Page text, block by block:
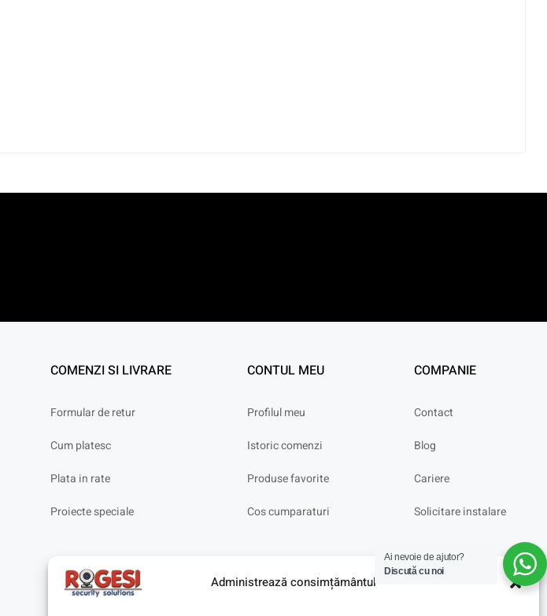
Administrează consimțământul
COMENZI SI LIVRARE
Formular de retur
Cum platesc
Plata in rate
Proiecte speciale
CONTUL MEU
Profilul meu
Istoric comenzi
Produse favorite
Cos cumparaturi
COMPANIE
Contact
Blog
Cariere
Solicitare instalare
Ai nevoie de ajutor?
Discută cu noi